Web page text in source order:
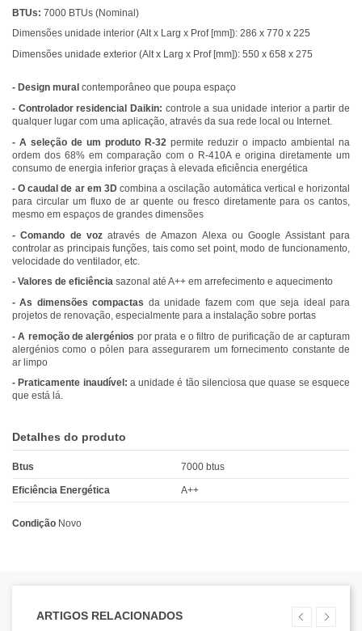
BTUs: 7000 BTUs (Nominal)
Dimensões unidade interior (Alt x Larg x Prof [mm]): 286 x 770 x 225
Dimensões unidade exterior (Alt x Larg x Prof [mm]): 550 x 658 x 275
- Design mural contemporâneo que poupa espaço
- Controlador residencial Daikin: controle a sua unidade interior a partir de
qualquer lugar com uma aplicação, através da sua rede local ou Internet.
- A seleção de um produto R-32 permite reduzir o impacto ambiental na
ordem dos 68% em comparação com o R-410A e origina diretamente um
consumo de energia inferior graças à elevada eficiência energética
- O caudal de ar em 3Dcombina a oscilação automática vertical e horizontal
para circular um fluxo de ar quente ou fresco diretamente para os cantos,
mesmo em espaços de grandes dimensões
- Comando de voz através de Amazon Alexa ou Google Assistant para
controlar as principais funções, tais como set point, modo de funcionamento,
velocidade do ventilador, etc.
- Valores de eficiência sazonal até A++ em arrefecimento e aquecimento
- As dimensões compactas da unidade fazem com que seja ideal para
projetos de renovação, especialmente para a instalação sobre portas
- A remoção de alergénios por prata e o filtro de purificação de ar capturam
alergénios como o pólen para assegurarem um fornecimento constante de
ar limpo
- Praticamente inaudível: a unidade é tão silenciosa que quase se esquece
que está lá.
Detalhes do produto
Btus 7000 btus
Eficiência Energética A++
Condição Novo
ARTIGOS RELACIONADOS